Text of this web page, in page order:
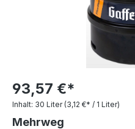
93,57 €*
Inhalt: 30 Liter (3,12 €* / 1 Liter)
Mehrweg